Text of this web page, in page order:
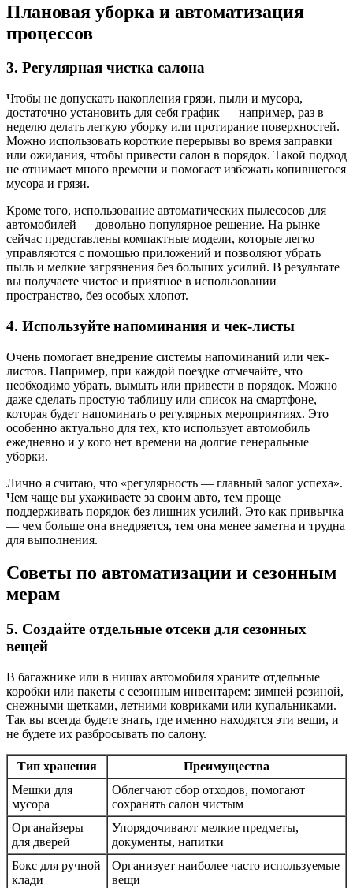
Плановая уборка и автоматизация
процессов
3. Регулярная чистка салона
Чтобы не допускать накопления грязи, пыли и мусора,
достаточно установить для себя график — например, раз в
неделю делать легкую уборку или протирание поверхностей.
Можно использовать короткие перерывы во время заправки
или ожидания, чтобы привести салон в порядок. Такой подход
не отнимает много времени и помогает избежать копившегося
мусора и грязи.
Кроме того, использование автоматических пылесосов для
автомобилей — довольно популярное решение. На рынке
сейчас представлены компактные модели, которые легко
управляются с помощью приложений и позволяют убрать
пыль и мелкие загрязнения без больших усилий. В результате
вы получаете чистое и приятное в использовании
пространство, без особых хлопот.
4. Используйте напоминания и чек-листы
Очень помогает внедрение системы напоминаний или чек-
листов. Например, при каждой поездке отмечайте, что
необходимо убрать, вымыть или привести в порядок. Можно
даже сделать простую таблицу или список на смартфоне,
которая будет напоминать о регулярных мероприятиях. Это
особенно актуально для тех, кто использует автомобиль
ежедневно и у кого нет времени на долгие генеральные
уборки.
Лично я считаю, что «регулярность — главный залог успеха».
Чем чаще вы ухаживаете за своим авто, тем проще
поддерживать порядок без лишних усилий. Это как привычка
— чем больше она внедряется, тем она менее заметна и трудна
для выполнения.
Советы по автоматизации и сезонным
мерам
5. Создайте отдельные отсеки для сезонных
вещей
В багажнике или в нишах автомобиля храните отдельные
коробки или пакеты с сезонным инвентарем: зимней резиной,
снежными щетками, летними ковриками или купальниками.
Так вы всегда будете знать, где именно находятся эти вещи, и
не будете их разбросывать по салону.
Тип хранения
Преимущества
Мешки для
мусора
Облегчают сбор отходов, помогают
сохранять салон чистым
Органайзеры
для дверей
Упорядочивают мелкие предметы,
документы, напитки
Бокс для ручной
клади
Организует наиболее часто используемые
вещи